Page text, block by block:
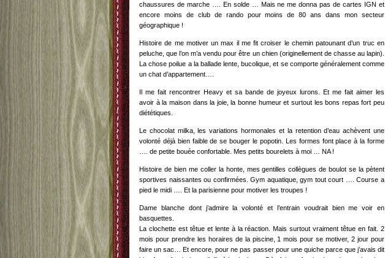
chaussures de marche …. En solde … Mais ne me donna pas de cartes IGN et
encore moins de club de rando pour moins de 80 ans dans mon secteur
géographique !
Histoire de me motiver un max il me fit croiser le chemin patounant d’un truc en
peluche, que l’on m’a vendu pour être un chien (originellement de chasse au lapin).
La chose poilue a la ballade lente, bucolique, et se comporte généralement comme
un chat d’appartement….
Il me fait rencontrer Heavy et sa bande de joyeux lurons. Et me fait aimer les
avoir à la maison dans la joie, la bonne humeur et surtout les bons repas fort peu
diététiques.
Le chocolat milka, les variations hormonales et la retention d’eau achèvent une
volonté déjà bien faible de se bouger le popotin. Les formes font place à la forme
…. de petite bouée confortable. Mes petits bourelets à moi … NA !
Histoire de bien me coller la honte, mes gentilles collègues de boulot se la pètent
sportives naissantes ou confirmées. Gym aquatique, gym tout court …. Course a
pied le midi …. Et la parisienne pour motiver les troupes !
Dame blanche dont j’admire la volonté et l’entrain voudrait bien me voir en
basquettes.
La clochette est têtue et lente à la réaction. Mais surtout vraiment têtue en fait. 2
mois pour prendre les horaires de la piscine, 1 mois pour se motiver, 2 jour pour
faire un sac… Et encore, pour ne pas passer pour une quiche parce que j’avais dit